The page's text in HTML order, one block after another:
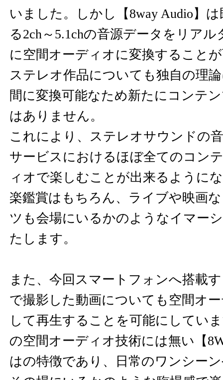
いました。しかし【8way Audio】
る2ch～5.1chの音源データをリア
に空間オーディオに変換すること
ステレオ作品についても独自の理
間に変換可能なため新たにコンテ
はありません。
これにより、ステレオサウンドの
サービスにおけるほぼ全てのコン
ィオで楽しむことが出来るように
楽鑑賞はもちろん、ライブや映画
ツも会場にいるかのようなイマー
たします。
また、今回スマートフォンへ搭載
で撮影した動画についても空間オ
して再生することを可能にしてい
の空間オーディオ技術には無い【
はの特徴であり、日常のワンシー